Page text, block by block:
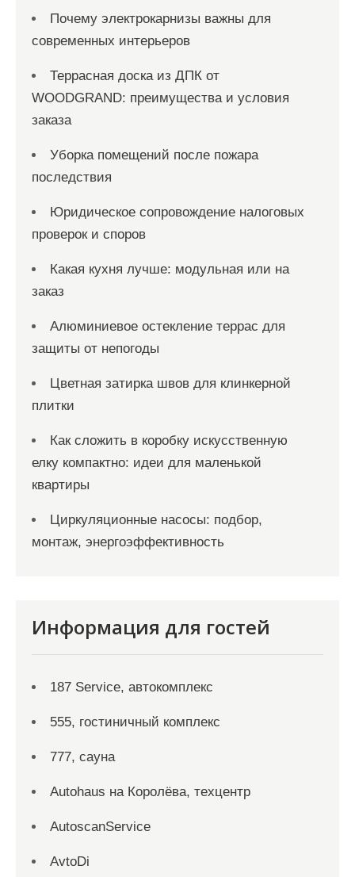
Почему электрокарнизы важны для
современных интерьеров
Террасная доска из ДПК от
WOODGRAND: преимущества и условия
заказа
Уборка помещений после пожара
последствия
Юридическое сопровождение налоговых
проверок и споров
Какая кухня лучше: модульная или на
заказ
Алюминиевое остекление террас для
защиты от непогоды
Цветная затирка швов для клинкерной
плитки
Как сложить в коробку искусственную
елку компактно: идеи для маленькой
квартиры
Циркуляционные насосы: подбор,
монтаж, энергоэффективность
Информация для гостей
187 Service, автокомплекс
555, гостиничный комплекс
777, сауна
Autohaus на Королёва, техцентр
AutoscanService
AvtoDi